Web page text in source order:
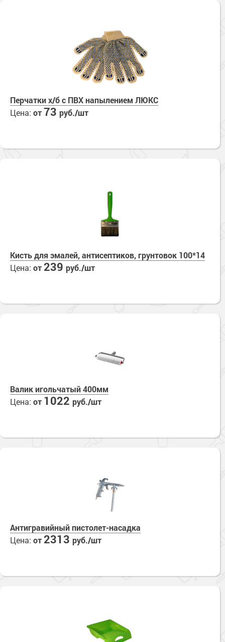
Перчатки х/б с ПВХ напылением ЛЮКС
Цена: от73 руб./шт
Кисть для эмалей, антисептиков, грунтовок 100*14
Цена: от239 руб./шт
Валик игольчатый 400мм
Цена: от 1022 руб./шт
Антигравийный пистолет-насадка
Цена: от2313 руб./шт